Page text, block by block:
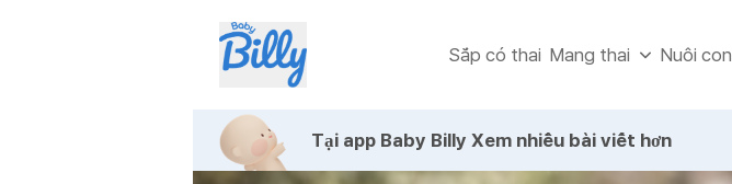
Sắp có thai Mang thai Nuôi con
Tại app Baby Billy Xem nhiều bài viết hơn